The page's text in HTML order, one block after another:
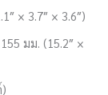
× 3.7″ × 3.6″)
มม. (15.2″ ×